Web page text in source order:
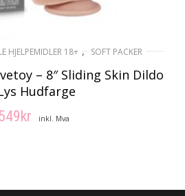
HJELPEMIDLER 18+ , SOFT PACKER
– 8″ Sliding Skin Dildo
Hudfarge
kr inkl. Mva